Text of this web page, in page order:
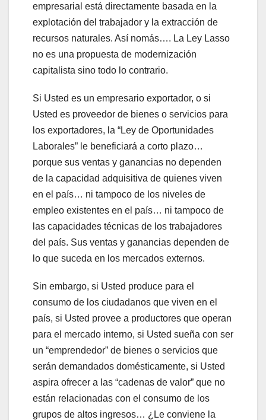
empresarial está directamente basada en la
explotación del trabajador y la extracción de
recursos naturales. Así nomás…. La Ley Lasso
no es una propuesta de modernización
capitalista sino todo lo contrario.
Si Usted es un empresario exportador, o si
Usted es proveedor de bienes o servicios para
los exportadores, la “Ley de Oportunidades
Laborales” le beneficiará a corto plazo…
porque sus ventas y ganancias no dependen
de la capacidad adquisitiva de quienes viven
en el país… ni tampoco de los niveles de
empleo existentes en el país… ni tampoco de
las capacidades técnicas de los trabajadores
del país. Sus ventas y ganancias dependen de
lo que suceda en los mercados externos.
Sin embargo, si Usted produce para el
consumo de los ciudadanos que viven en el
país, si Usted provee a productores que operan
para el mercado interno, si Usted sueña con ser
un “emprendedor” de bienes o servicios que
serán demandados domésticamente, si Usted
aspira ofrecer a las “cadenas de valor” que no
están relacionadas con el consumo de los
grupos de altos ingresos… ¿Le conviene la